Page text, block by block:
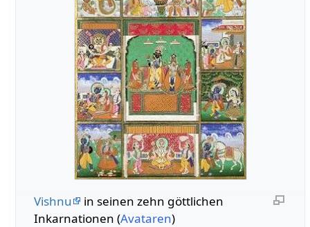
Vishnu
in seinen zehn göttlichen
Inkarnationen (Avataren)